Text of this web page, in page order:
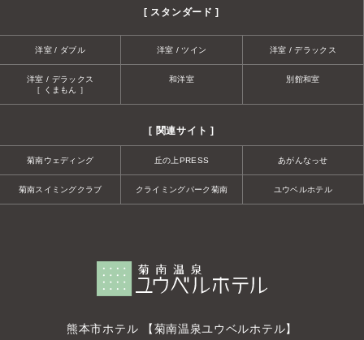
熊本市ホテル 【菊南温泉ユウベルホテル】
[ スタンダード ]
洋室 / ダブル 洋室 / ツイン 洋室 / デラックス
洋室 / デラックス
［ くまもん ］
和洋室 別館和室
[ 関連サイト ]
菊南ウェディング 丘の上PRESS あがんなっせ
菊南スイミングクラブ クライミングパーク菊南 ユウベルホテル